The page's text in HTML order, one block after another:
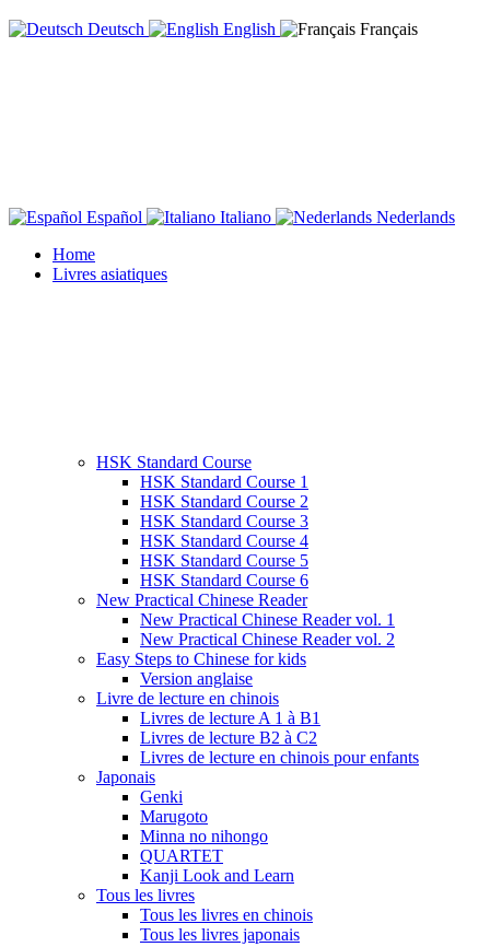
Deutsch English Français
Español Italiano
Nederlands
Home
Livres asiatiques
HSK Standard Course
HSK Standard Course 1
HSK Standard Course 2
HSK Standard Course 3
HSK Standard Course 4
HSK Standard Course 5
HSK Standard Course 6
New Practical Chinese Reader
New Practical Chinese Reader vol. 1
New Practical Chinese Reader vol. 2
Easy Steps to Chinese for kids
Version anglaise
Livre de lecture en chinois
Livres de lecture A 1 à B1
Livres de lecture B2 à C2
Livres de lecture en chinois pour enfants
Japonais
Genki
Marugoto
Minna no nihongo
QUARTET
Kanji Look and Learn
Tous les livres
Tous les livres en chinois
Tous les livres japonais